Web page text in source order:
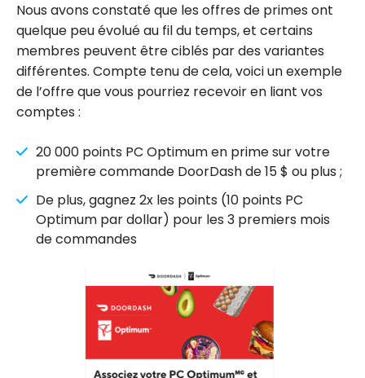
Nous avons constaté que les offres de primes ont
quelque peu évolué au fil du temps, et certains
membres peuvent être ciblés par des variantes
différentes. Compte tenu de cela, voici un exemple
de l’offre que vous pourriez recevoir en liant vos
comptes :
20 000 points PC Optimum en prime sur votre
première commande DoorDash de 15 $ ou plus ;
De plus, gagnez 2x les points (10 points PC
Optimum par dollar) pour les 3 premiers mois
de commandes